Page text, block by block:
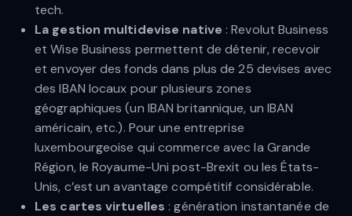
tech.
La gestion multidevise native : Revolut Business
et Wise Business permettent de détenir, recevoir
et envoyer des fonds dans plus de 25 devises avec
des IBAN locaux pour plusieurs zones
géographiques (un IBAN britannique, un IBAN
américain, etc.). Pour une entreprise
luxembourgeoise qui commerce avec la Grande
Région, le Royaume-Uni post-Brexit ou les États-
Unis, c’est un avantage compétitif considérable.
Les cartes virtuelles : génération instantanée de